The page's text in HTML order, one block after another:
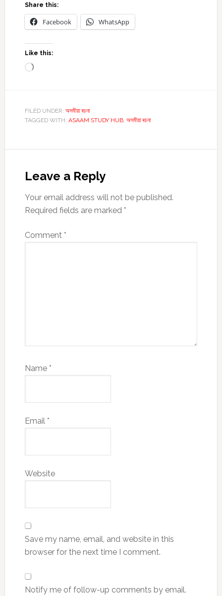
Share this:
Facebook WhatsApp
Like this:
Loading…
FILED UNDER: অসমীয়া ৰচনা
TAGGED WITH: ASAAM STUDY HUB, অসমীয়া ৰচনা
Interactions
Leave a Reply
Your email address will not be published.
Required fields are marked *
Comment *
Name *
Email *
Website
Save my name, email, and website in this
browser for the next time I comment.
Notify me of follow-up comments by email.